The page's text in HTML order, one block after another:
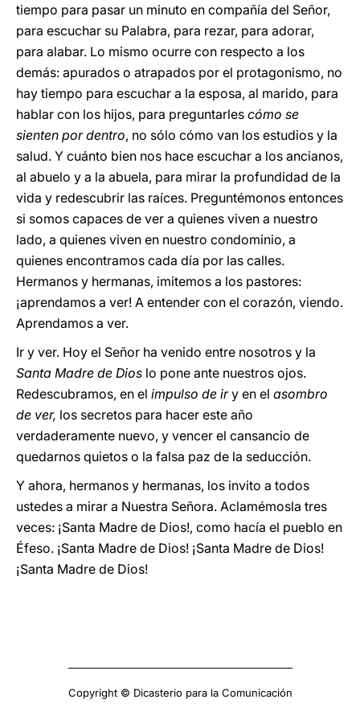
tiempo para pasar un minuto en compañía del Señor,
para escuchar su Palabra, para rezar, para adorar,
para alabar. Lo mismo ocurre con respecto a los
demás: apurados o atrapados por el protagonismo, no
hay tiempo para escuchar a la esposa, al marido, para
hablar con los hijos, para preguntarles cómo se
sienten por dentro, no sólo cómo van los estudios y la
salud. Y cuánto bien nos hace escuchar a los ancianos,
al abuelo y a la abuela, para mirar la profundidad de la
vida y redescubrir las raíces. Preguntémonos entonces
si somos capaces de ver a quienes viven a nuestro
lado, a quienes viven en nuestro condominio, a
quienes encontramos cada día por las calles.
Hermanos y hermanas, imitemos a los pastores:
¡aprendamos a ver! A entender con el corazón, viendo.
Aprendamos a ver.
Ir y ver. Hoy el Señor ha venido entre nosotros y la
Santa Madre de Dios lo pone ante nuestros ojos.
Redescubramos, en el impulso de iry en el asombro
de ver, los secretos para hacer este año
verdaderamente nuevo, y vencer el cansancio de
quedarnos quietos o la falsa paz de la seducción.
Y ahora, hermanos y hermanas, los invito a todos
ustedes a mirar a Nuestra Señora. Aclamémosla tres
veces: ¡Santa Madre de Dios!, como hacía el pueblo en
Éfeso. ¡Santa Madre de Dios! ¡Santa Madre de Dios!
¡Santa Madre de Dios!
Copyright © Dicasterio para la Comunicación